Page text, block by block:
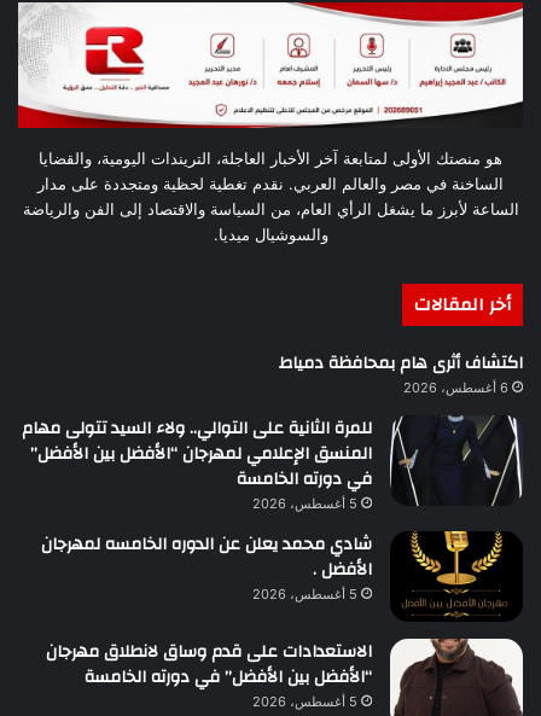
هو منصتك الأولى لمتابعة آخر الأخبار العاجلة، التريندات اليومية، والقضايا
الساخنة في مصر والعالم العربي. نقدم تغطية لحظية ومتجددة على مدار
الساعة لأبرز ما يشغل الرأي العام، من السياسة والاقتصاد إلى الفن والرياضة
والسوشيال ميديا.
أخر المقالات
اكتشاف أثرى هام بمحافظة دمياط
6 أغسطس، 2026
للمرة الثانية على التوالي.. ولاء السيد تتولى مهام
المنسق الإعلامي لمهرجان “الأفضل بين الأفضل”
في دورته الخامسة
5 أغسطس، 2026
شادي محمد يعلن عن الدوره الخامسه لمهرجان
الأفضل .
5 أغسطس، 2026
الاستعدادات على قدم وساق لانطلاق مهرجان
“الأفضل بين الأفضل” في دورته الخامسة
5 أغسطس، 2026